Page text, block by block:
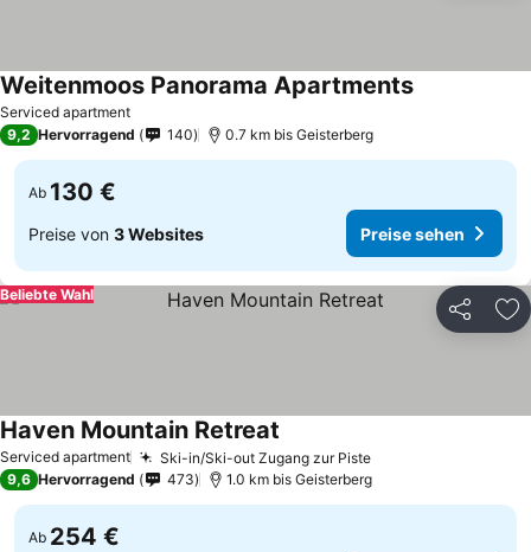
Serviced apartment
Weitenmoos Panorama Apartments
9,2 Hervorragend 140 0.7 km bis Geisterberg
Ab 130 €
Preise von 3 Websites Preise sehen
Teilen
Beliebte Wahl
Serviced apartment Ski-in/Ski-out Zugang zur Piste
Haven Mountain Retreat
9,6 Hervorragend 473 1.0 km bis Geisterberg
Ab 254 €